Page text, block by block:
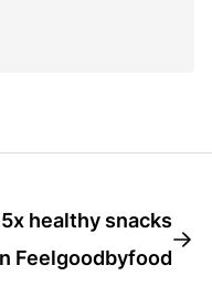
5x healthy snacks
Feelgoodbyfood